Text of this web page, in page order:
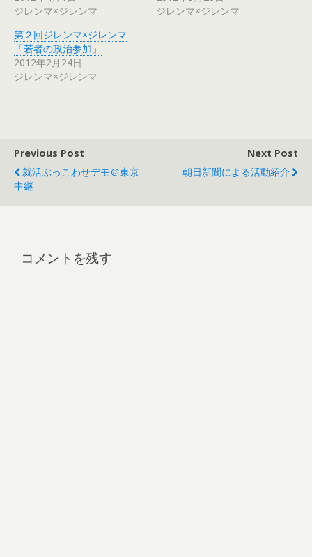
ジレンマ×ジレンマ
ジレンマ×ジレンマ
第２回ジレンマ×ジレンマ
「若者の政治参加」
2012年2月24日
ジレンマ×ジレンマ
Previous Post
就活ぶっこわせデモ＠東京
中継
Next Post
朝日新聞による活動紹介
コメントを残す